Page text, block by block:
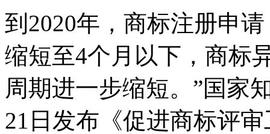
到2020年，商标注册申
缩短至4个月以下，商标
周期进一步缩短。”国家
21日发布《促进商标评